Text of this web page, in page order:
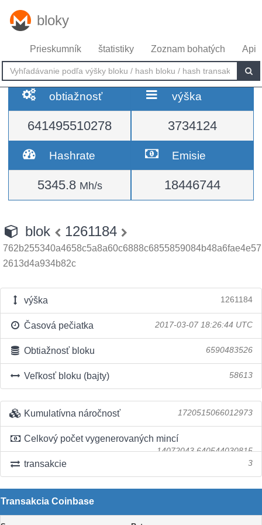
bloky
Prieskumník štatistiky Zoznam bohatých Api
obtiažnosť
641495510278
výška
3734124
Hashrate
5345.8 Mh/s
Emisie
18446744
blok 1261184
762b255340a4658c5a8a60c6888c6855859084b48a6fae4e57
2613d4a934b82c
výška 1261184
Časová pečiatka 2017-03-07 18:26:44 UTC
Obtiažnosť bloku 6590483526
Veľkosť bloku (bajty) 58613
Kumulatívna náročnosť 1720515066012973
Celkový počet vygenerovaných mincí
14072043.640544030815
transakcie 3
Transakcia Coinbase